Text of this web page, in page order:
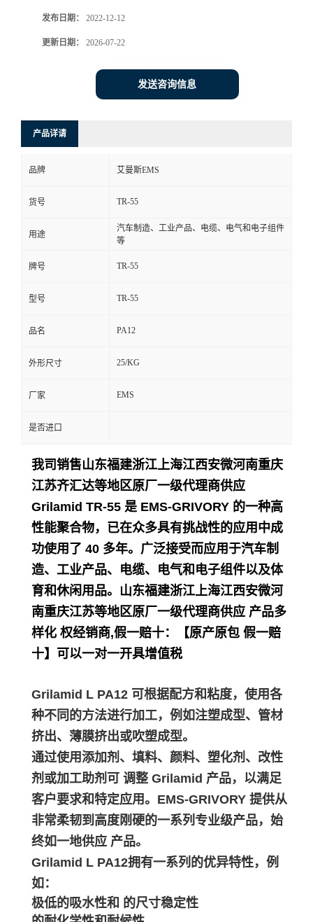
系
言
发布日期： 2022-12-12
更新日期： 2026-07-22
发送咨询信息
产品详请
品牌 艾曼斯EMS
货号 TR-55
用途
汽车制造、工业产品、电缆、电气和电子组件
等
牌号 TR-55
型号 TR-55
品名 PA12
外形尺寸 25/KG
厂家 EMS
是否进口
我司销售山东福建浙江上海江西安微河南重庆
江苏齐汇达等地区原厂一级代理商供应
Grilamid TR-55 是 EMS-GRIVORY 的一种高
性能聚合物，已在众多具有挑战性的应用中成
功使用了 40 多年。 广泛接受而应用于汽车制
造、工业产品、电缆、电气和电子组件以及体
育和休闲用品。 山东福建浙江上海江西安微河
南重庆江苏等地区原厂一级代理商供应 产品多
样化 权经销商,假一赔十：【原产原包 假一赔
十】可以一对一开具增值税
Grilamid L PA12 可根据配方和粘度，使用各
种不同的方法进行加工，例如注塑成型、管材
挤出、薄膜挤出或吹塑成型。
通过使用添加剂、填料、颜料、塑化剂、改性
剂或加工助剂可 调整 Grilamid 产品，以满足
客户要求和特定应用。EMS-GRIVORY 提供从
非常柔韧到高度刚硬的一系列专业级产品，始
终如一地供应 产品。
Grilamid L PA12拥有一系列的优异特性，例
如：
极低的吸水性和 的尺寸稳定性